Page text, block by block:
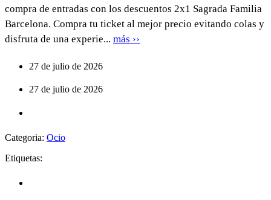
compra de entradas con los descuentos 2x1 Sagrada Familia
Barcelona. Compra tu ticket al mejor precio evitando colas y
disfruta de una experie... más ››
27 de julio de 2026
27 de julio de 2026
Categoria: Ocio
Etiquetas: